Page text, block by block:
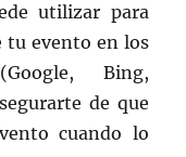
utilizar para
tu evento en los
Bing,
de que
cuando lo